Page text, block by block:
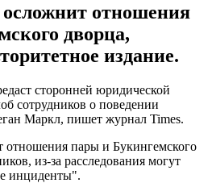
отношения
дворца,
издание.
сторонней юридической
сотрудников о поведении
Маркл, пишет журнал Times.
пары и Букингемского
из-за расследования могут
инциденты".